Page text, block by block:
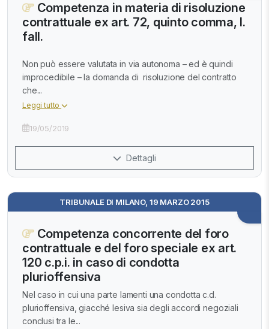
Competenza in materia di risoluzione
contrattuale ex art. 72, quinto comma, l.
fall.
Non può essere valutata in via autonoma – ed è quindi
improcedibile – la domanda di risoluzione del contratto
che...
Leggi tutto
19/05/2019
Dettagli
TRIBUNALE DI MILANO, 19 MARZO 2015
Competenza concorrente del foro
contrattuale e del foro speciale ex art.
120 c.p.i. in caso di condotta
plurioffensiva
Nel caso in cui una parte lamenti una condotta c.d.
plurioffensiva, giacché lesiva sia degli accordi negoziali
conclusi tra le...